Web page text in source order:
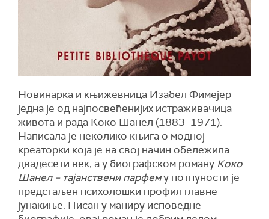
Новинарка и књижевница Изабел Фимејер
једна је од најпосвећенијих истраживачица
живота и рада Коко Шанел (1883–1971).
Написала је неколико књига о модној
креаторки која је на свој начин обележила
двадeсети век, а у биографском роману Коко
Шанел – тајанствени парфему потпуности је
предстаљен психолошки профил главнe
јунакиње. Писан у маниру исповедне